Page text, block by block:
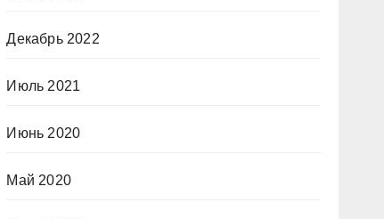
Декабрь 2022
Июль 2021
Июнь 2020
Май 2020